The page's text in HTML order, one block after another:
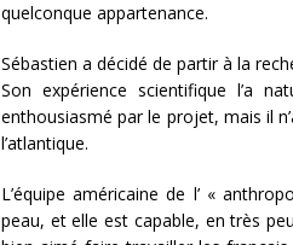
quelconque appartenance.
Sébastien a décidé de partir à la
Son expérience scientifique l’a
enthousiasmé par le projet, mais il
l’atlantique.
L’équipe américaine de l’ «
peau, et elle est capable, en très